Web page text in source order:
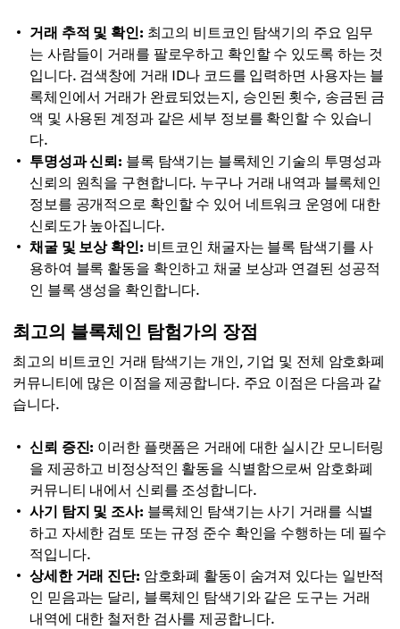
거래 추적 및 확인: 최고의 비트코인 탐색기의 주요 임무
는 사람들이 거래를 팔로우하고 확인할 수 있도록 하는 것
입니다. 검색창에 거래 ID나 코드를 입력하면 사용자는 블
록체인에서 거래가 완료되었는지, 승인된 횟수, 송금된 금
액 및 사용된 계정과 같은 세부 정보를 확인할 수 있습니
다.
투명성과 신뢰: 블록 탐색기는 블록체인 기술의 투명성과
신뢰의 원칙을 구현합니다. 누구나 거래 내역과 블록체인
정보를 공개적으로 확인할 수 있어 네트워크 운영에 대한
신뢰도가 높아집니다.
채굴 및 보상 확인: 비트코인 채굴자는 블록 탐색기를 사
용하여 블록 활동을 확인하고 채굴 보상과 연결된 성공적
인 블록 생성을 확인합니다.
최고의 블록체인 탐험가의 장점
최고의 비트코인 거래 탐색기는 개인, 기업 및 전체 암호화폐
커뮤니티에 많은 이점을 제공합니다. 주요 이점은 다음과 같
습니다.
신뢰 증진: 이러한 플랫폼은 거래에 대한 실시간 모니터링
을 제공하고 비정상적인 활동을 식별함으로써 암호화폐
커뮤니티 내에서 신뢰를 조성합니다.
사기 탐지 및 조사: 블록체인 탐색기는 사기 거래를 식별
하고 자세한 검토 또는 규정 준수 확인을 수행하는 데 필수
적입니다.
상세한 거래 진단: 암호화폐 활동이 숨겨져 있다는 일반적
인 믿음과는 달리, 블록체인 탐색기와 같은 도구는 거래
내역에 대한 철저한 검사를 제공합니다.